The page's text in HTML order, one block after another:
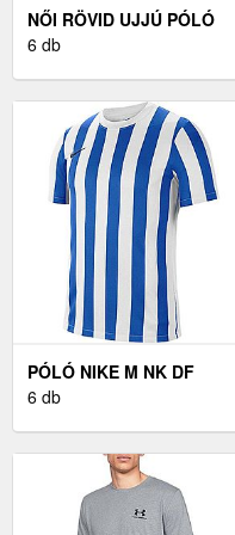
NŐI RÖVID UJJÚ PÓLÓ
UNDER ARMOUR UA
6 db
PÓLÓ NIKE M NK DF
STRP DVSN IV JSY SS
6 db